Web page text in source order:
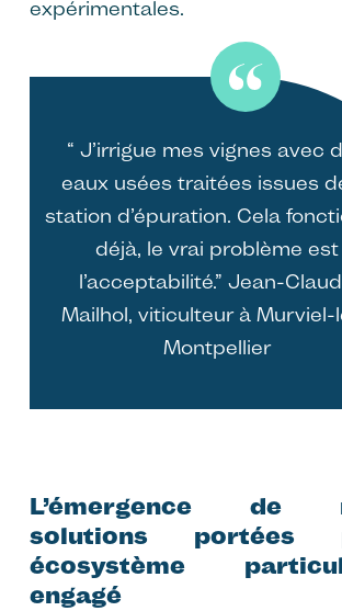
expérimentales.
“ J’irrigue mes vignes avec
eaux usées traitées issues
station d’épuration. Cela
déjà, le vrai problème est
l’acceptabilité.” Jean-
Mailhol, viticulteur à Murviel-
Montpellier
L’émergence de
solutions
écosystème
engagé